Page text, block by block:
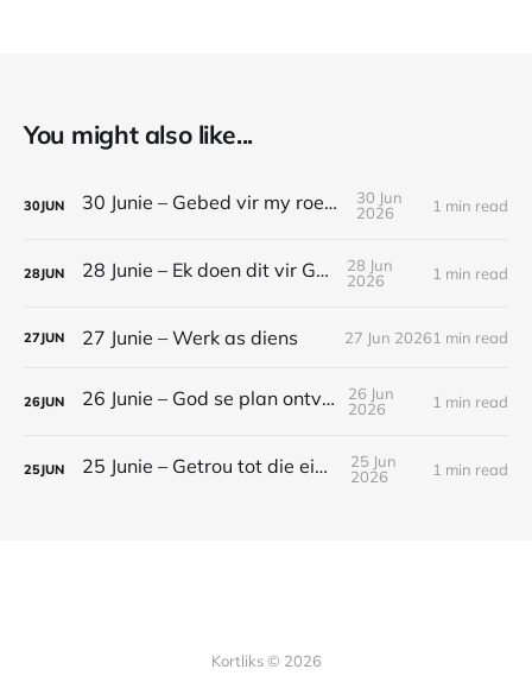
You might also like...
30JUN 30 Junie – Gebed vir my roeping
30 Jun
2026
1 min read
28JUN 28 Junie – Ek doen dit vir God
28 Jun
2026
1 min read
27JUN 27 Junie – Werk as diens 27 Jun 20261 min read
26JUN 26 Junie – God se plan ontvou
26 Jun
2026
1 min read
25JUN 25 Junie – Getrou tot die einde
25 Jun
2026
1 min read
Kortliks © 2026